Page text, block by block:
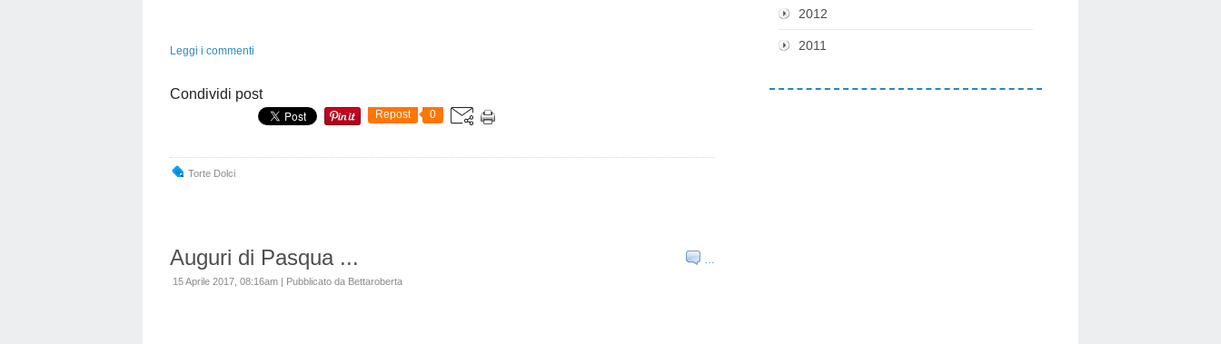
Leggi i commenti
Condividi post
Repost 0
Torte Dolci
…
Auguri di Pasqua ...
15 Aprile 2017, 08:16am | Pubblicato da Bettaroberta
2012
2011